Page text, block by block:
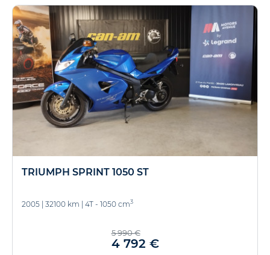
TRIUMPH SPRINT 1050 ST
2005 | 32100 km | 4T - 1050 cm3
5 990 €
4 792 €